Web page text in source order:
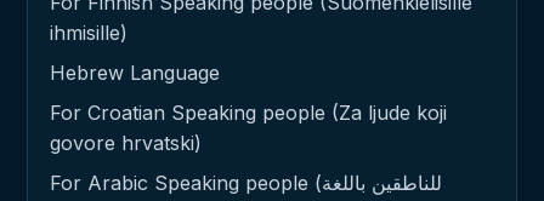
ihmisille)
Hebrew Language
For Croatian Speaking people (Za ljude koji
govore hrvatski)
For Arabic Speaking people (للناطقين باللغة